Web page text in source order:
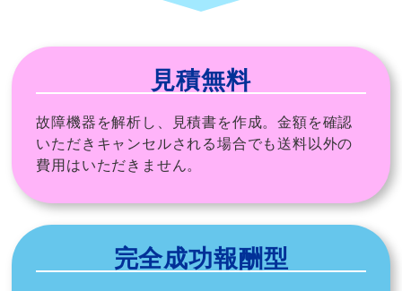
見積無料
故障機器を解析し、見積書を作成。金額を確認
いただきキャンセルされる場合でも送料以外の
費用はいただきません。
完全成功報酬型